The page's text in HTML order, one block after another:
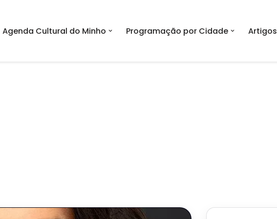
Agenda Cultural do Minho Programação por Cidade Artigos